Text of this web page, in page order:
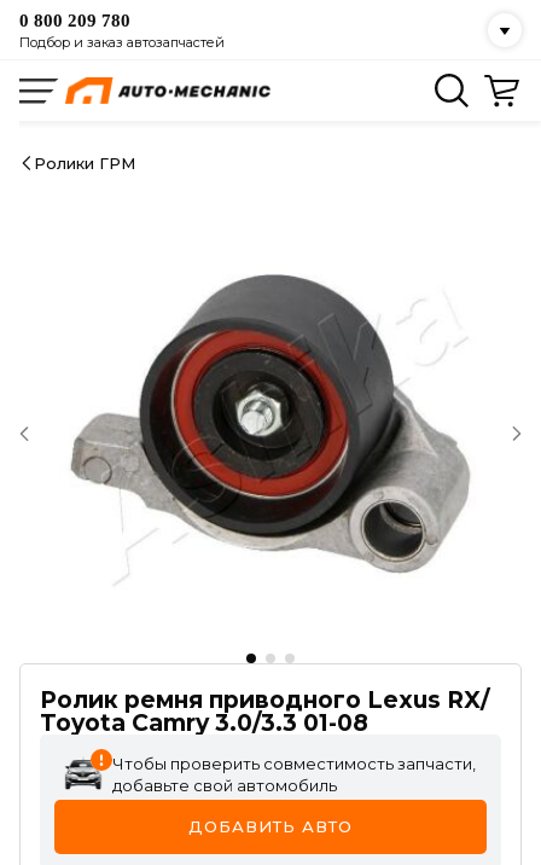
0 800 209 780
Подбор и заказ автозапчастей
Ролики ГРМ
Ролик ремня приводного Lexus RX/
Toyota Camry 3.0/3.3 01-08
Чтобы проверить совместимость запчасти,
добавьте свой автомобиль
ДОБАВИТЬ АВТО